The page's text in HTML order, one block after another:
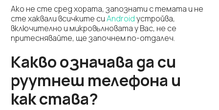
Ако не сте сред хората, запознати с темата и не
сте хаквали всичките сиAndroidустройва,
включително и микровълновата у Вас, не се
притеснявайте, ще започнем по-отдалеч.
Какво означава да си
руутнеш телефона и
как става?